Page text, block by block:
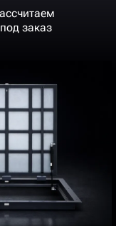
заказ